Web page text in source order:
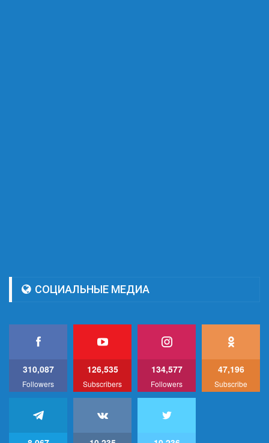
СОЦИАЛЬНЫЕ МЕДИА
310,087
Followers
126,535
Subscribers
134,577
Followers
47,196
Subscribe